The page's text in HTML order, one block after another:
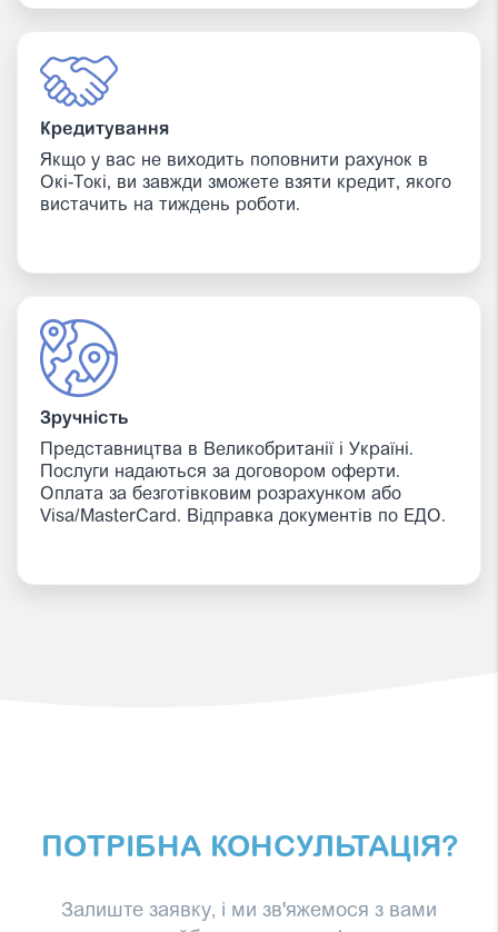
Кредитування
Якщо у вас не виходить поповнити рахунок в
Окі-Токі, ви завжди зможете взяти кредит, якого
вистачить на тиждень роботи.
Зручність
Представництва в Великобританії і Україні.
Послуги надаються за договором оферти.
Оплата за безготівковим розрахунком або
Visa/MasterCard. Відправка документів по ЕДО.
ПОТРІБНА КОНСУЛЬТАЦІЯ?
Залиште заявку, і ми зв'яжемося з вами